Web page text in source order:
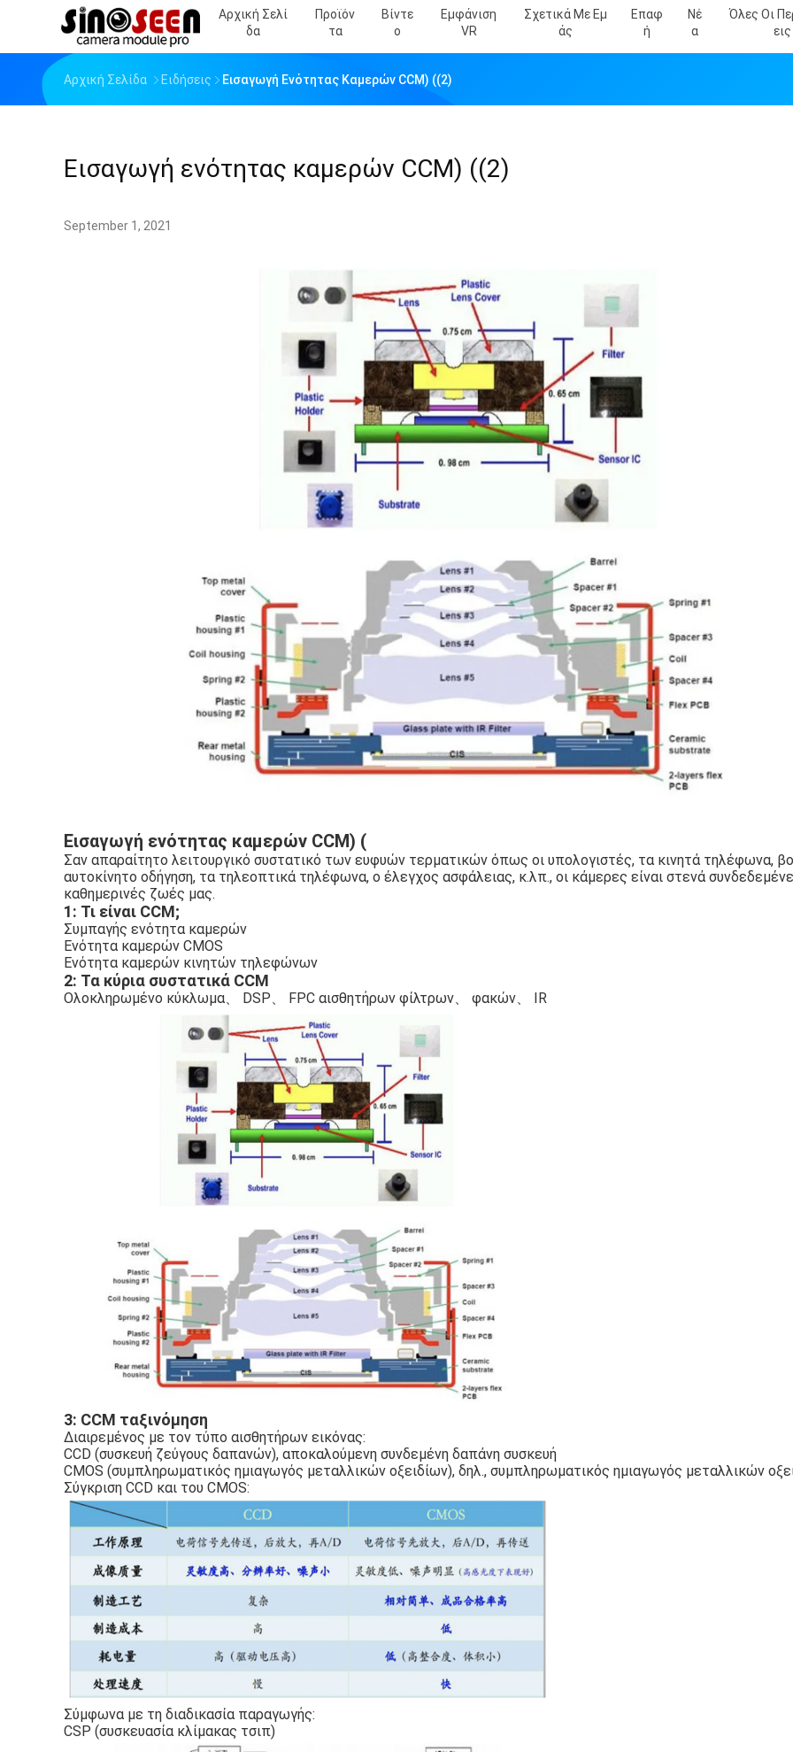
Αρχική Σελί
Δα
Προϊόν
Τα
Βίντε
Ο
Εμφάνιση
VR
Σχετικά Με Εμ
Άς
Επαφ
Ή
Νέ
Α
Όλες Οι
Εις
Αρχική Σελίδα Ειδήσεις Εισαγωγή Ενότητας Καμερών CCM) ((2)
Εισαγωγή ενότητας καμερών CCM) ((2)
September 1, 2021
Εισαγωγή ενότητας καμερών CCM) (
Σαν απαραίτητο λειτουργικό συστατικό των ευφυών τερματικών όπως οι υπολογιστές, τα κινητά τηλέφωνα,
αυτοκίνητο οδήγηση, τα τηλεοπτικά τηλέφωνα, ο έλεγχος ασφάλειας, κ.λπ., οι κάμερες είναι στενά
καθημερινές ζωές μας.
1: Τι είναι CCM;
Συμπαγής ενότητα καμερών
Ενότητα καμερών CMOS
Ενότητα καμερών κινητών τηλεφώνων
2: Τα κύρια συστατικά CCM
Ολοκληρωμένο κύκλωμα、 DSP、 FPC αισθητήρων φίλτρων、 φακών、 IR
3: CCM ταξινόμηση
Διαιρεμένος με τον τύπο αισθητήρων εικόνας:
CCD (συσκευή ζεύγους δαπανών), αποκαλούμενη συνδεμένη δαπάνη συσκευή
CMOS (συμπληρωματικός ημιαγωγός μεταλλικών οξειδίων), δηλ., συμπληρωματικός ημιαγωγός μεταλλικών
Σύγκριση CCD και του CMOS:
Σύμφωνα με τη διαδικασία παραγωγής:
CSP (συσκευασία κλίμακας τσιπ)